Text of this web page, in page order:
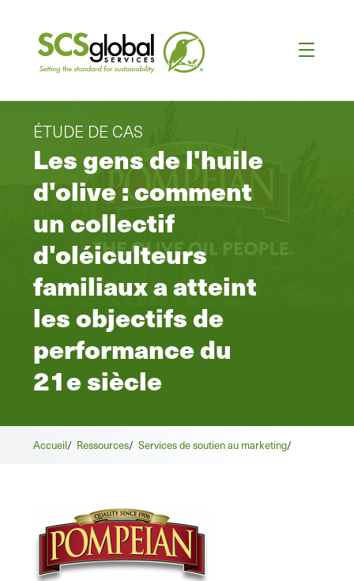
ÉTUDE DE CAS
Les gens de l'huile
d'olive : comment
un collectif
d'oléiculteurs
familiaux a atteint
les objectifs de
performance du
21e siècle
Accueil/ Ressources/ Services de soutien au marketing/